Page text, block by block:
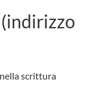
scrittura